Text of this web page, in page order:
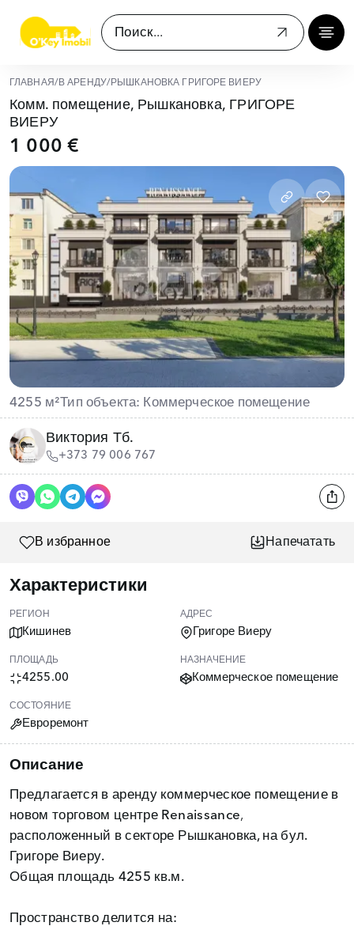
ГЛАВНАЯ/ В АРЕНДУ/ РЫШКАНОВКА ГРИГОРЕ ВИЕРУ
Комм. помещение, Рышкановка, ГРИГОРЕ
ВИЕРУ
1 000 €
4255 м²Тип объекта: Коммерческое помещение
Виктория Тб.
+373 79 006 767
В избранное Напечатать
Характеристики
РЕГИОН
Кишинев
АДРЕС
Григоре Виеру
ПЛОЩАДЬ
4255.00
НАЗНАЧЕНИЕ
Коммерческое помещение
СОСТОЯНИЕ
Евроремонт
Описание
Предлагается в аренду коммерческое помещениев
новом торговом центре Renaissance,
расположенный всекторе Рышкановка, на бул.
Григоре Виеру.
Общая площадь 4255 кв.м.
Пространство делится на: